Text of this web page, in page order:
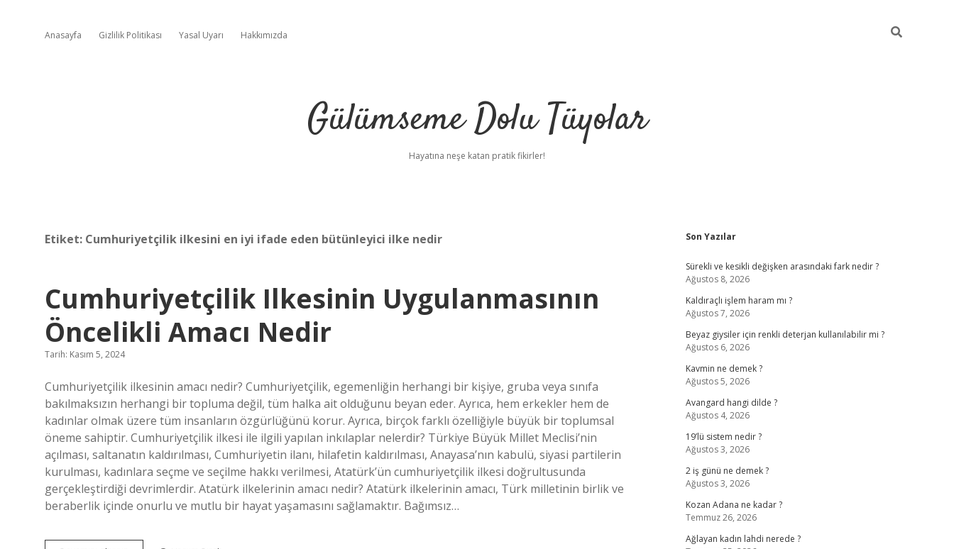
Anasayfa Gizlilik Politikası Yasal Uyarı Hakkımızda
Gülümseme Dolu Tüyolar
Hayatına neşe katan pratik fikirler!
Etiket: Cumhuriyetçilik ilkesini en iyi ifade eden bütünleyici ilke nedir
Cumhuriyetçilik Ilkesinin Uygulanmasının
Öncelikli Amacı Nedir
Tarih: Kasım 5, 2024
Cumhuriyetçilik ilkesinin amacı nedir? Cumhuriyetçilik, egemenliğin herhangi bir kişiye, gruba veya sınıfa
bakılmaksızın herhangi bir topluma değil, tüm halka ait olduğunu beyan eder. Ayrıca, hem erkekler hem de
kadınlar olmak üzere tüm insanların özgürlüğünü korur. Ayrıca, birçok farklı özelliğiyle büyük bir toplumsal
öneme sahiptir. Cumhuriyetçilik ilkesi ile ilgili yapılan inkılaplar nelerdir? Türkiye Büyük Millet Meclisi’nin
açılması, saltanatın kaldırılması, Cumhuriyetin ilanı, hilafetin kaldırılması, Anayasa’nın kabulü, siyasi partilerin
kurulması, kadınlara seçme ve seçilme hakkı verilmesi, Atatürk’ün cumhuriyetçilik ilkesi doğrultusunda
gerçekleştirdiği devrimlerdir. Atatürk ilkelerinin amacı nedir? Atatürk ilkelerinin amacı, Türk milletinin birlik ve
beraberlik içinde onurlu ve mutlu bir hayat yaşamasını sağlamaktır. Bağımsız…
Sidebar
Son Yazılar
Sürekli ve kesikli değişken arasındaki fark nedir ?
Ağustos 8, 2026
Kaldıraçlı işlem haram mı ?
Ağustos 7, 2026
Beyaz giysiler için renkli deterjan kullanılabilir mi ?
Ağustos 6, 2026
Kavmin ne demek ?
Ağustos 5, 2026
Avangard hangi dilde ?
Ağustos 4, 2026
19’lü sistem nedir ?
Ağustos 3, 2026
2 iş günü ne demek ?
Ağustos 3, 2026
Kozan Adana ne kadar ?
Temmuz 26, 2026
Ağlayan kadın lahdi nerede ?
ilbet yeni girişilbet